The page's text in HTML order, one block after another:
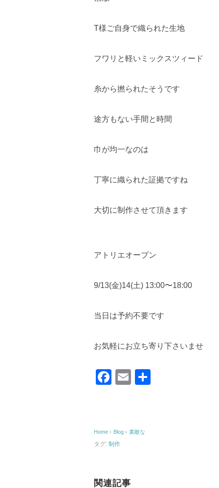
T様ご自身で織られた生地
フワリと軽いミックスツィード
糸から撚られたそうです
途方もない手間と時間
巾が均一なのは
丁寧に織られた証拠ですね
大切に制作させて頂きます
アトリエオープン
9/13(金)14(土) 13:00〜18:00
当日は予約不要です
お気軽にお立ち寄り下さいませ
F
b
E
Home › Blog › 素敵な
タグ: 制作
関連記事